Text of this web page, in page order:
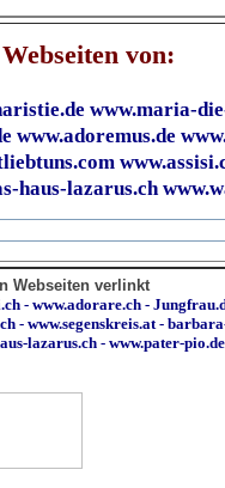
von:
www.maria-
www.adoremus.de
haus-lazarus.ch
Webseiten verlinkt
- www.adorare.ch -
- www.segenskreis.at -
lazarus.ch - www.pater-pio.de